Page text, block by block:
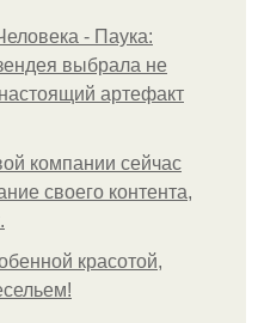
- Паука:
выбрала не
артефакт
компании сейчас
своего контента,
красотой,